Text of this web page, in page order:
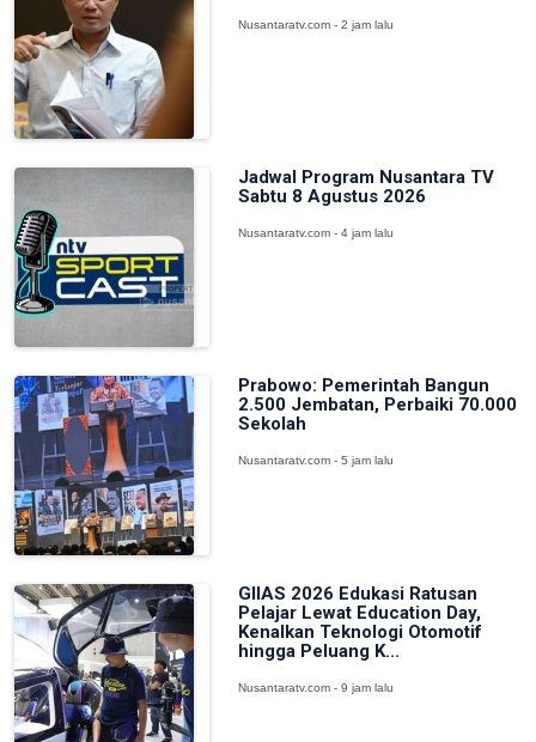
Nusantaratv.com - 2 jam lalu
Jadwal Program Nusantara TV
Sabtu 8 Agustus 2026
Nusantaratv.com - 4 jam lalu
Prabowo: Pemerintah Bangun
2.500 Jembatan, Perbaiki 70.000
Sekolah
Nusantaratv.com - 5 jam lalu
GIIAS 2026 Edukasi Ratusan
Pelajar Lewat Education Day,
Kenalkan Teknologi Otomotif
hingga Peluang K...
Nusantaratv.com - 9 jam lalu